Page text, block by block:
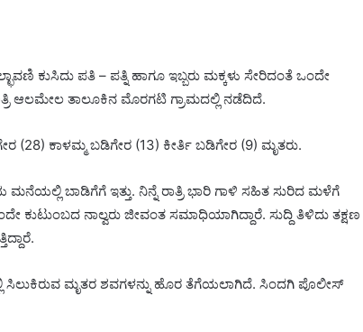
ಕುಸಿದು ಪತಿ – ಪತ್ನಿ ಹಾಗೂ ಇಬ್ಬರು ಮಕ್ಕಳು ಸೇರಿದಂತೆ ಒಂದೇ
ಆಲಮೇಲ ತಾಲೂಕಿನ‌ ಮೊರಗಟಿ ಗ್ರಾಮದಲ್ಲಿ ನಡೆದಿದೆ.
(28) ಕಾಳಮ್ಮ ಬಡಿಗೇರ (13) ಕೀರ್ತಿ ಬಡಿಗೇರ (9) ಮೃತರು.
ಬಾಡಿಗೆಗೆ ಇತ್ತು. ನಿನ್ನೆ ರಾತ್ರಿ ಭಾರಿ ಗಾಳಿ ಸಹಿತ ಸುರಿದ ಮಳೆಗೆ
ನಾಲ್ವರು ಜೀವಂತ ಸಮಾಧಿಯಾಗಿದ್ದಾರೆ. ಸುದ್ದಿ ತಿಳಿದು ತಕ್ಷಣ
ಸಿಲುಕಿರುವ ಮೃತರ ಶವಗಳನ್ನು ಹೊರ ತೆಗೆಯಲಾಗಿದೆ. ಸಿಂದಗಿ ಪೊಲೀಸ್